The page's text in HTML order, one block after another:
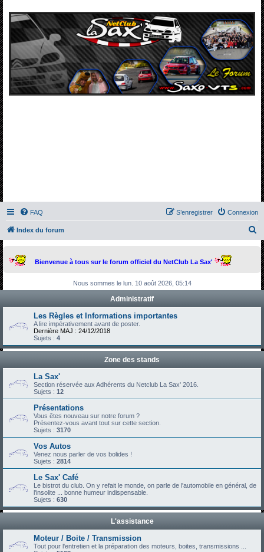
FAQ Connexion
S’enregistrer
Index du forum
Bienvenue à tous sur le forum officiel du NetClub La Sax'
Nous sommes le lun. 10 août 2026, 05:14
Administratif
Les Règles et Informations importantes
A lire impérativement avant de poster.
Dernière MAJ : 24/12/2018
Sujets : 4
Zone des stands
La Sax'
Section réservée aux Adhérents du Netclub La Sax' 2016.
Sujets : 12
Présentations
Vous êtes nouveau sur notre forum ?
Présentez-vous avant tout sur cette section.
Sujets : 3170
Vos Autos
Venez nous parler de vos bolides !
Sujets : 2814
Le Sax' Café
Le bistrot du club. On y refait le monde, on parle de l'automobile en général, de
l'insolite ... bonne humeur indispensable.
Sujets : 630
L'assistance
Moteur / Boite / Transmission
Tout pour l'entretien et la préparation des moteurs, boites, transmissions ...